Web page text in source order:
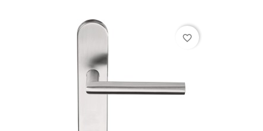
favorite_border